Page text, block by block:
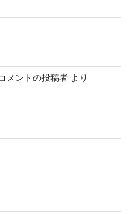
メントの投稿者 より